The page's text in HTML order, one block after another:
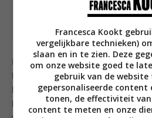
Bereiding: 45 minuten
Eet smakelijk, ik hoop dat je
bouillon met venkel, sjalot,
het me weten door een review
kan helemaal bovenaan het
Francesca Kookt
vergelijkbare technieken)
slaan en in te zien. Deze
om onze website goed te
gebruik van de website
gepersonaliseerde
tonen, de effectiviteit
content te meten en onze